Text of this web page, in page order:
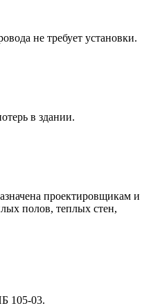
не требует установки.
в здании.
проектировщикам и
полов, теплых стен,
105-03.